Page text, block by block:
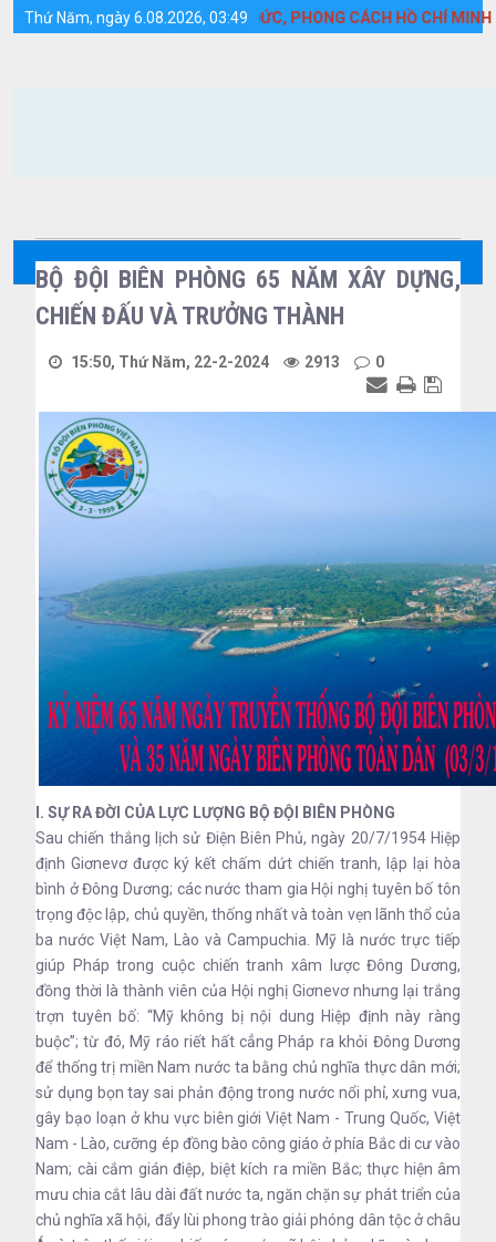
Chi tiết tin tức - Huyện Cồn Cỏ
Thứ Năm, ngày 6.08.2026, 03:49
TƯ TƯỞNG, ĐẠO ĐỨC, PHONG CÁCH HỒ CHÍ MINH
BỘ ĐỘI BIÊN PHÒNG 65 NĂM XÂY DỰNG,
CHIẾN ĐẤU VÀ TRƯỞNG THÀNH
15:50, Thứ Năm, 22-2-2024 2913 0
I. SỰ RA ĐỜI CỦA LỰC LƯỢNG BỘ ĐỘI BIÊN PHÒNG
Sau chiến thắng lịch sử Điện Biên Phủ, ngày 20/7/1954 Hiệp
định Giơnevơ được ký kết chấm dứt chiến tranh, lập lại hòa
bình ở Đông Dương; các nước tham gia Hội nghị tuyên bố tôn
trọng độc lập, chủ quyền, thống nhất và toàn vẹn lãnh thổ của
ba nước Việt Nam, Lào và Campuchia. Mỹ là nước trực tiếp
giúp Pháp trong cuộc chiến tranh xâm lược Đông Dương,
đồng thời là thành viên của Hội nghị Giơnevơ nhưng lại trắng
trợn tuyên bố: “Mỹ không bị nội dung Hiệp định này ràng
buộc”; từ đó, Mỹ ráo riết hất cẳng Pháp ra khỏi Đông Dương
để thống trị miền Nam nước ta bằng chủ nghĩa thực dân mới;
sử dụng bọn tay sai phản động trong nước nổi phỉ, xưng vua,
gây bạo loạn ở khu vực biên giới Việt Nam - Trung Quốc, Việt
Nam - Lào, cưỡng ép đồng bào công giáo ở phía Bắc di cư vào
Nam; cài cắm gián điệp, biệt kích ra miền Bắc; thực hiện âm
mưu chia cắt lâu dài đất nước ta, ngăn chặn sự phát triển của
chủ nghĩa xã hội, đẩy lùi phong trào giải phóng dân tộc ở châu